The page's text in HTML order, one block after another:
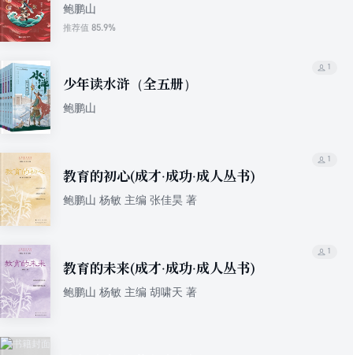
鲍鹏山
推荐值 85.9%
少年读水浒（全五册）
鲍鹏山
1
教育的初心(成才·成功·成人丛书)
鲍鹏山 杨敏 主编 张佳昊 著
1
教育的未来(成才·成功·成人丛书)
鲍鹏山 杨敏 主编 胡啸天 著
1